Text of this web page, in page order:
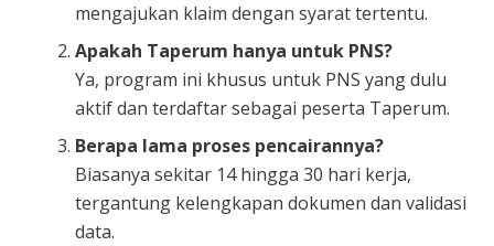
mengajukan klaim dengan syarat tertentu.
Apakah Taperum hanya untuk PNS?
Ya, program ini khusus untuk PNS yang dulu
aktif dan terdaftar sebagai peserta Taperum.
Berapa lama proses pencairannya?
Biasanya sekitar 14 hingga 30 hari kerja,
tergantung kelengkapan dokumen dan validasi
data.